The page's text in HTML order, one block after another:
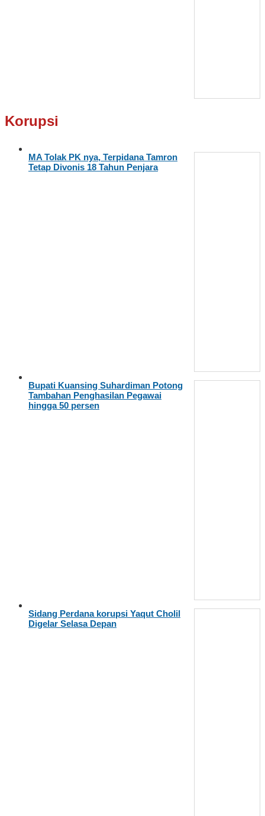
Korupsi
MA Tolak PK nya, Terpidana Tamron
Tetap Divonis 18 Tahun Penjara
Bupati Kuansing Suhardiman Potong
Tambahan Penghasilan Pegawai
hingga 50 persen
Sidang Perdana korupsi Yaqut Cholil
Digelar Selasa Depan